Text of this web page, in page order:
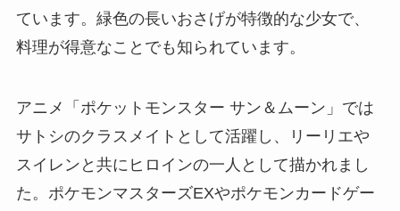
ています。緑色の長いおさげが特徴的な少女で、
料理が得意なことでも知られています。
アニメ「ポケットモンスター サン＆ムーン」では
サトシのクラスメイトとして活躍し、リーリエや
スイレンと共にヒロインの一人として描かれまし
た。ポケモンマスターズEXやポケモンカードゲー